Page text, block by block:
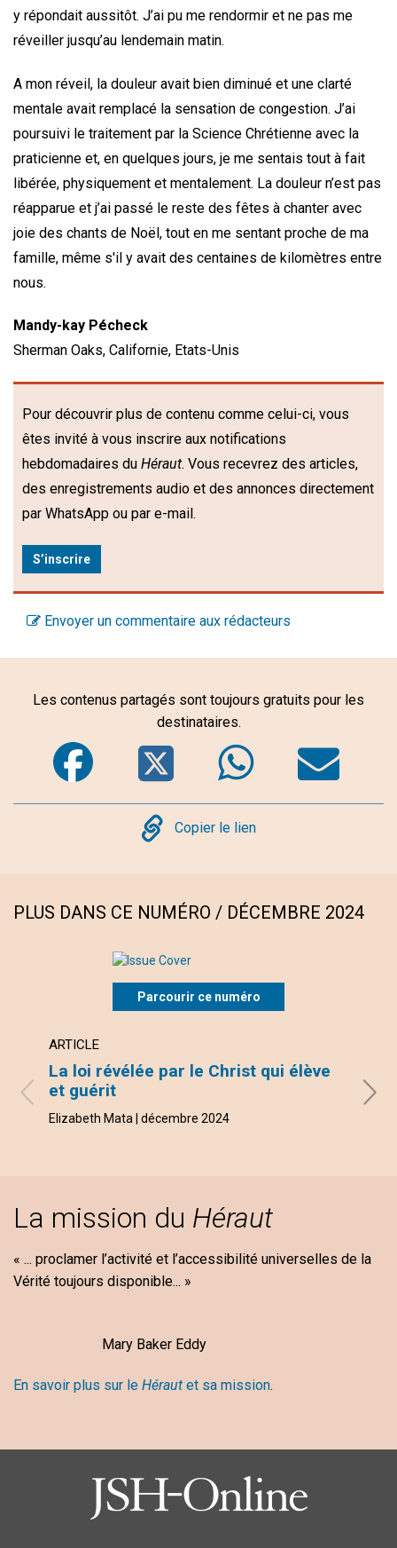
y répondait aussitôt. J’ai pu me rendormir et ne pas me
réveiller jusqu’au lendemain matin.
A mon réveil, la douleur avait bien diminué et une clarté
mentale avait remplacé la sensation de congestion. J’ai
poursuivi le traitement par la Science Chrétienne avec la
praticienne et, en quelques jours, je me sentais tout à fait
libérée, physiquement et mentalement. La douleur n’est pas
réapparue et j’ai passé le reste des fêtes à chanter avec
joie des chants de Noël, tout en me sentant proche de ma
famille, même s'il y avait des centaines de kilomètres entre
nous.
Mandy-kay Pécheck
Sherman Oaks, Californie, Etats-Unis
Pour découvrir plus de contenu comme celui-ci, vous
êtes invité à vous inscrire aux notifications
hebdomadaires du Héraut. Vous recevrez des articles,
des enregistrements audio et des annonces directement
par WhatsApp ou par e-mail.
S’inscrire
Envoyer un commentaire aux rédacteurs
Les contenus partagés sont toujours gratuits pour les
destinataires.
Facebook
Twitter
Copy
Copier le lien
PLUS DANS CE NUMÉRO / DÉCEMBRE 2024
Parcourir ce numéro
ARTICLE
La loi révélée par le Christ qui élève
et guérit
Elizabeth Mata | décembre 2024
Judy
La mission du Héraut
« ... proclamer l’activité et l’accessibilité universelles de la
Vérité toujours disponible... »
Mary Baker Eddy
En savoir plus sur le Héraut et sa mission.